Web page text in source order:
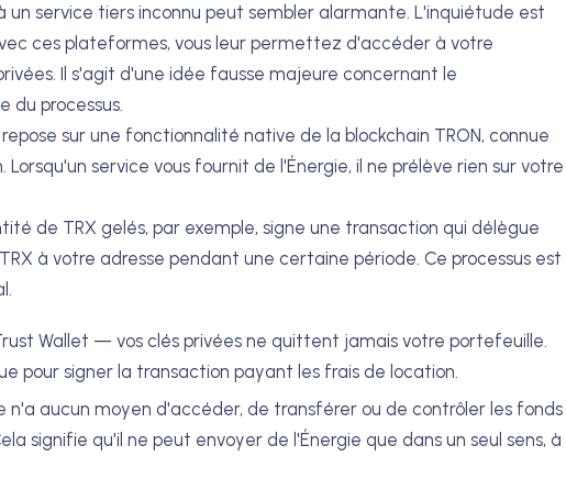
un service tiers inconnu peut sembler alarmante. L'inquiétude est
ces plateformes, vous leur permettez d'accéder à votre
Il s'agit d'une idée fausse majeure concernant le
du processus.
sur une fonctionnalité native de la blockchain TRON, connue
service vous fournit de l'Énergie, il ne prélève rien sur votre
de TRX gelés, par exemple, signe une transaction qui délègue
à votre adresse pendant une certaine période. Ce processus est
Wallet — vos clés privées ne quittent jamais votre portefeuille.
pour signer la transaction payant les frais de location.
n'a aucun moyen d'accéder, de transférer ou de contrôler les fonds
signifie qu'il ne peut envoyer de l'Énergie que dans un seul sens, à